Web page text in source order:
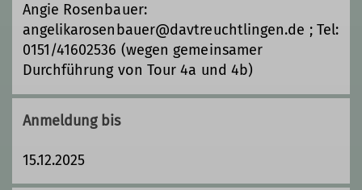
Angie Rosenbauer:
angelikarosenbauer@davtreuchtlingen.de ; Tel:
0151/41602536 (wegen gemeinsamer
Durchführung von Tour 4a und 4b)
Anmeldung bis
15.12.2025